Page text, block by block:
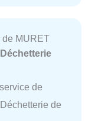
de MURET
Déchetterie
de
de